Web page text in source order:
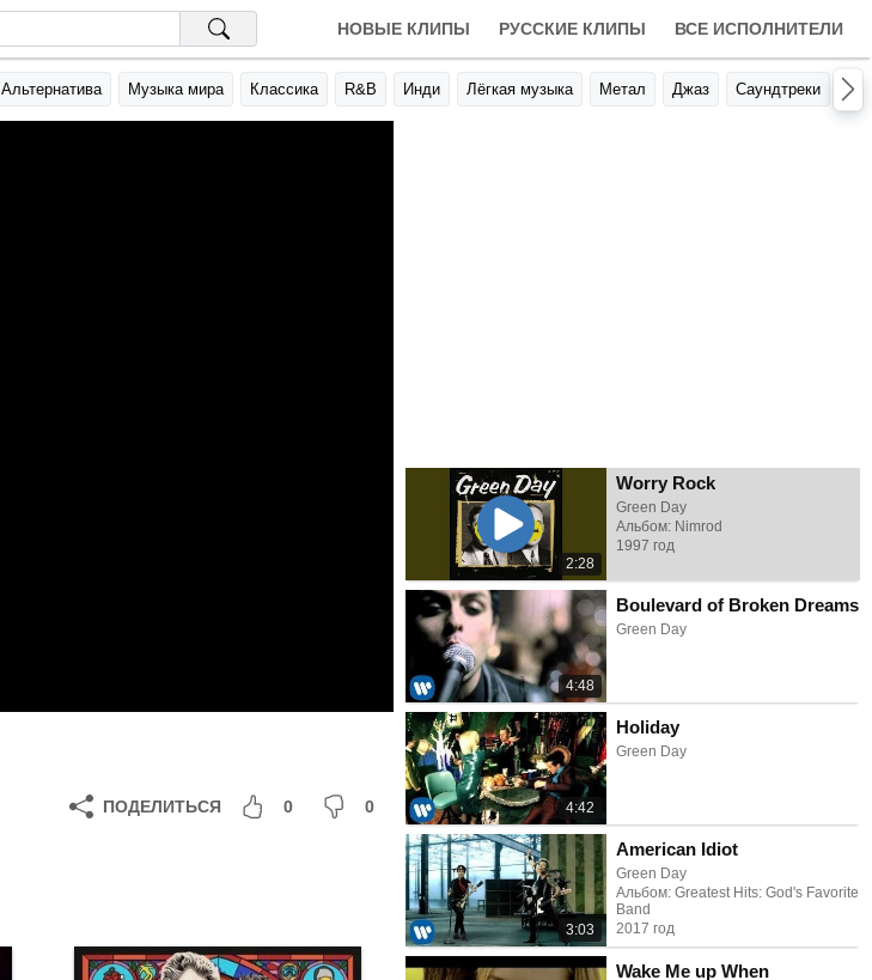
НОВЫЕ КЛИПЫ РУССКИЕ КЛИПЫ ВСЕ ИСПОЛНИТЕЛИ
Альтернатива Музыка мира Классика R&B Инди Лёгкая музыка Метал Джаз Саундтреки
ПОДЕЛИТЬСЯ 0 0
2:28
Worry Rock
Green Day
Альбом: Nimrod
1997 год
4:48
Boulevard of Broken Dreams
Green Day
4:42
Holiday
Green Day
3:03
American Idiot
Green Day
Альбом: Greatest Hits: God's Favorite
Band
2017 год
Wake Me up When